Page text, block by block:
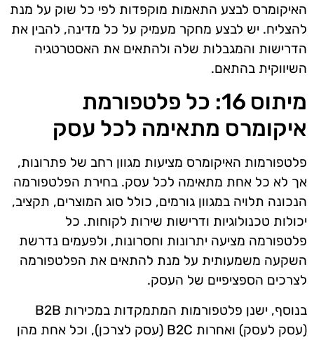
האיקומרס לבצע התאמות מוקפדות לפי כל שוק על מנת
להצליח. יש לבצע מחקר מעמיק על כל מדינה, להבין את
הדרישות והמגבלות שלה ולהתאים את האסטרטגיה
השיווקית בהתאם.
מיתוס 16: כל פלטפורמת
איקומרס מתאימה לכל עסק
פלטפורמות האיקומרס מציעות מגוון רחב של פתרונות,
אך לא כל אחת מתאימה לכל עסק. בחירת הפלטפורמה
הנכונה תלויה במגוון גורמים, כולל סוג המוצרים, תקציב,
יכולות טכנולוגיות ודרישות שירות לקוחות. כל
פלטפורמה מציעה יתרונות וחסרונות, ולפעמים נדרשת
השקעה משמעותית על מנת להתאים את הפלטפורמה
לצרכים הספציפיים של העסק.
בנוסף, ישנן פלטפורמות המתמקדות במכירות B2B
(עסק לעסק) ואחרות B2C (עסק לצרכן), וכל אחת מהן